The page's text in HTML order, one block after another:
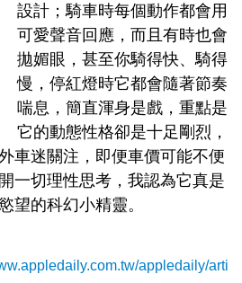
設計；騎車時每個動作都會用
可愛聲音回應，而且有時也會
拋媚眼，甚至你騎得快、騎得
慢，停紅燈時它都會隨著節奏
喘息，簡直渾身是戲，重點是
它的動態性格卻是十足剛烈，
車迷關注，即便車價可能不便
一切理性思考，我認為它真是
望的科幻小精靈。
appledaily/